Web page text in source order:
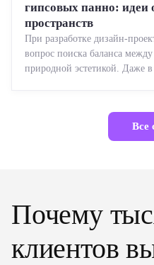
гипсовых панно: идеи
пространств
При разработке дизайн-
вопрос поиска баланса
природной эстетикой. Даже в
Все
Почему
клиентов